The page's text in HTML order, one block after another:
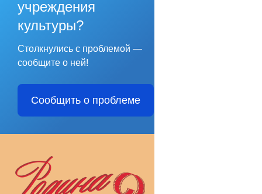
учреждения
культуры?
Столкнулись с проблемой —
сообщите о ней!
Сообщить о проблеме